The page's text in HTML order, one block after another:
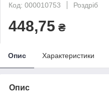
Код: 000010753
Роздріб
448,75 ₴
Опис Характеристики
Опис